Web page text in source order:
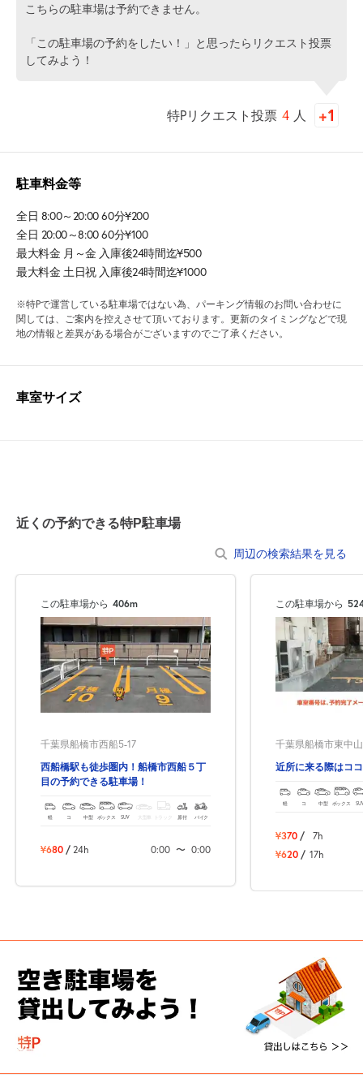
こちらの駐車場は予約できません。
「この駐車場の予約をしたい！」と思ったらリクエスト投票
してみよう！
特Pリクエスト投票 4 人
駐車料金等
全日 8:00～20:00 60分¥200
全日 20:00～8:00 60分¥100
最大料金 月～金 入庫後24時間迄¥500
最大料金 土日祝 入庫後24時間迄¥1000
※特Pで運営している駐車場ではない為、パーキング情報のお問い合わせに
関しては、ご案内を控えさせて頂いております。更新のタイミングなどで現
地の情報と差異がある場合がございますのでご了承ください。
車室サイズ
近くの予約できる特P駐車場
周辺の検索結果を見る
この駐車場から 406m
千葉県船橋市西船5-17
西船橋駅も徒歩圏内！船橋市西船５丁
目の予約できる駐車場！
軽 コ 中型 ボックス SUV トラック 原付 バイク
¥680 / 24h 0:00 〜 0:00
この駐車場から
千葉県船橋市東中
近所に来る際はコ
軽 コ 中型 ボックス
¥370 /
7h
¥620 / 17h